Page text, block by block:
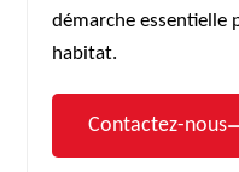
démarche essentielle
habitat.
Contactez-nous